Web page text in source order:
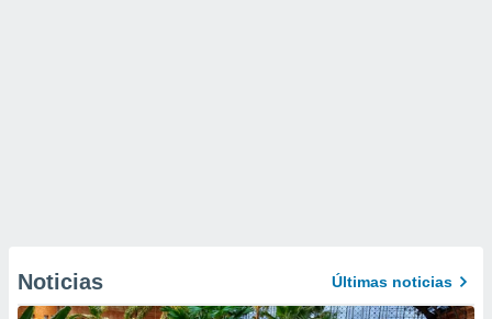
Noticias Últimas noticias